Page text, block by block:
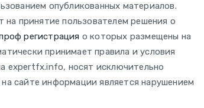
опубликованных материалов.
принятие пользователем решения о
регистрация о которых размещены на
принимает правила и условия
expertfx.info, носят исключительно
сайте информации является нарушением